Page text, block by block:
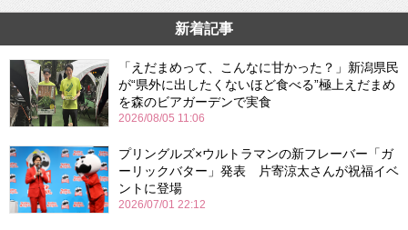
新着記事
「えだまめって、こんなに甘かった？」新潟県民
が“県外に出したくないほど食べる”極上えだまめ
を森のビアガーデンで実食
2026/08/05 11:06
プリングルズ×ウルトラマンの新フレーバー「ガ
ーリックバター」発表 片寄涼太さんが祝福イベ
ントに登場
2026/07/01 22:12